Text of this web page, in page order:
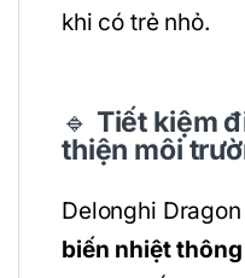
khi có trẻ nhỏ.
🔹 Tiết kiệm
thiện môi
Delonghi
biến nhiệt